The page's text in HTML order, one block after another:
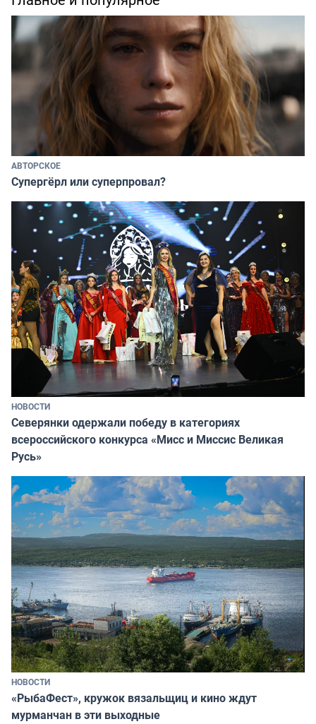
АВТОРСКОЕ
Супергёрл или суперпровал?
НОВОСТИ
Северянки одержали победу в категориях
всероссийского конкурса «Мисс и Миссис Великая
Русь»
НОВОСТИ
«РыбаФест», кружок вязальщиц и кино ждут
мурманчан в эти выходные